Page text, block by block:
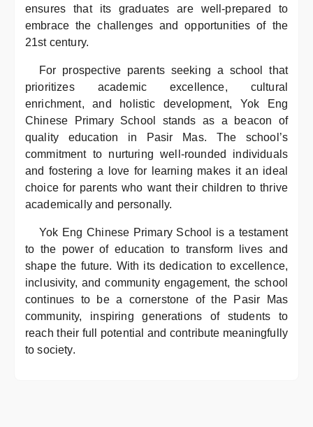
ensures that its graduates are well-prepared to
embrace the challenges and opportunities of the
21st century.
For prospective parents seeking a school that
prioritizes academic excellence, cultural
enrichment, and holistic development, Yok Eng
Chinese Primary School stands as a beacon of
quality education in Pasir Mas. The school’s
commitment to nurturing well-rounded individuals
and fostering a love for learning makes it an ideal
choice for parents who want their children to thrive
academically and personally.
Yok Eng Chinese Primary School is a testament
to the power of education to transform lives and
shape the future. With its dedication to excellence,
inclusivity, and community engagement, the school
continues to be a cornerstone of the Pasir Mas
community, inspiring generations of students to
reach their full potential and contribute meaningfully
to society.